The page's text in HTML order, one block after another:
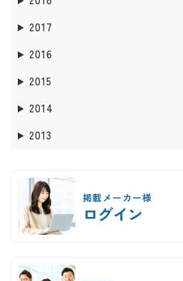
2017
2016
2015
2014
2013
掲載メーカー様
ログイン